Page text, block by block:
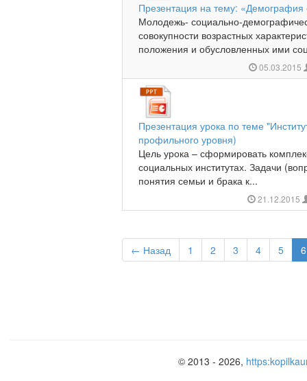
Презентация на тему:
Молодежь- социально-
совокупности возрастных
положения и обусловленных ими
05.03.2015
Презентация урока по теме
профильного уровня)
Цель урока – сформировать
социальных институтах. Задачи
понятия семьи и брака к...
21.12.2015
← Назад 1 2 3 4 5 6
© 2013 - 2026,